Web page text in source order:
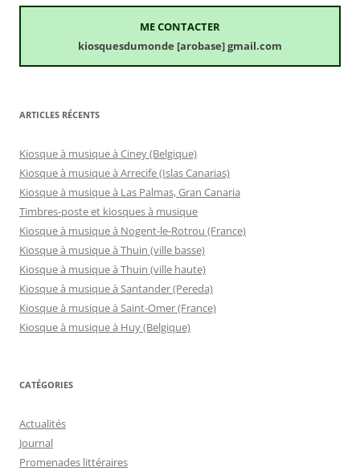
ME CONTACTER
kiosquesdumonde [arobase] gmail.com
ARTICLES RÉCENTS
Kiosque à musique à Ciney (Belgique)
Kiosque à musique à Arrecife (Islas Canarias)
Kiosque à musique à Las Palmas, Gran Canaria
Timbres-poste et kiosques à musique
Kiosque à musique à Nogent-le-Rotrou (France)
Kiosque à musique à Thuin (ville basse)
Kiosque à musique à Thuin (ville haute)
Kiosque à musique à Santander (Pereda)
Kiosque à musique à Saint-Omer (France)
Kiosque à musique à Huy (Belgique)
CATÉGORIES
Actualités
Journal
Promenades littéraires